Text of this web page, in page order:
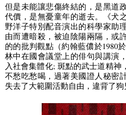
但是未能讓悲傷終結的，是黑道
代價，是無憂童年的逝去。《犬
野洋子特別配音演出的科學家助
由而遭暗殺，被迫陰陽兩隔，或
的的批判觀點（約翰藍儂於1980
林中在國會議堂上的俳句與講演
入社會集體化; 斑點的武士道精神
不愁吃愁喝，過著美國證人秘密
失去了大範圍活動自由，違背了狗